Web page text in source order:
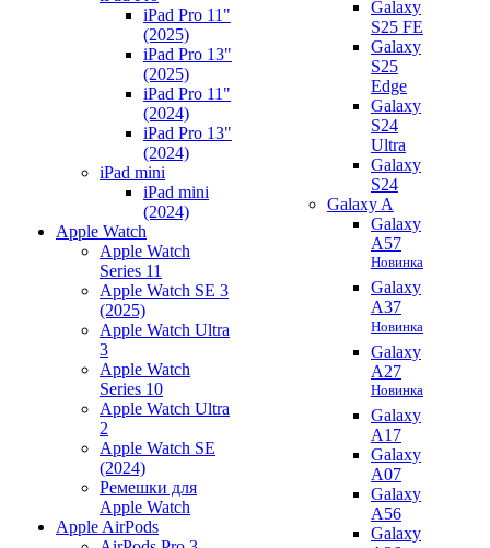
iPad Pro 11"
(2025)
iPad Pro 13"
(2025)
iPad Pro 11"
(2024)
iPad Pro 13"
(2024)
iPad mini
iPad mini
(2024)
Apple Watch
Apple Watch
Series 11
Apple Watch SE 3
(2025)
Apple Watch Ultra
3
Apple Watch
Series 10
Apple Watch Ultra
2
Apple Watch SE
(2024)
Ремешки для
Apple Watch
Apple AirPods
Galaxy
S25 FE
Galaxy
S25
Edge
Galaxy
S24
Ultra
Galaxy
S24
Galaxy A
Galaxy
A57
Новинка
Galaxy
A37
Новинка
Galaxy
A27
Новинка
Galaxy
A17
Galaxy
A07
Galaxy
A56
Galaxy